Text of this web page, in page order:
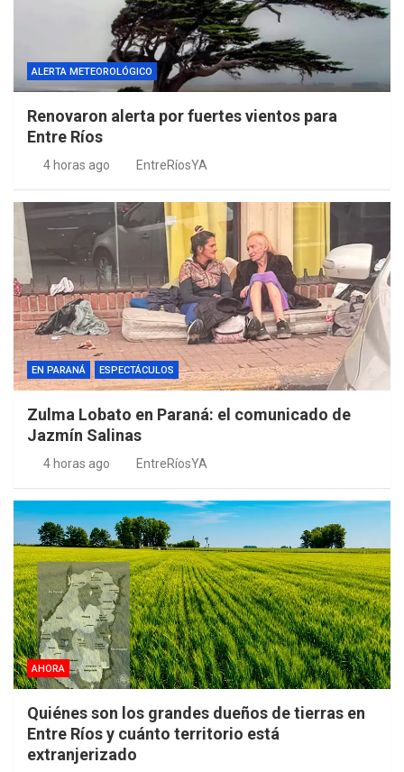
ALERTA METEOROLÓGICO
Renovaron alerta por fuertes vientos para
Entre Ríos
4 horas ago EntreRíosYA
EN PARANÁ ESPECTÁCULOS
Zulma Lobato en Paraná: el comunicado de
Jazmín Salinas
4 horas ago EntreRíosYA
AHORA
Quiénes son los grandes dueños de tierras en
Entre Ríos y cuánto territorio está
extranjerizado